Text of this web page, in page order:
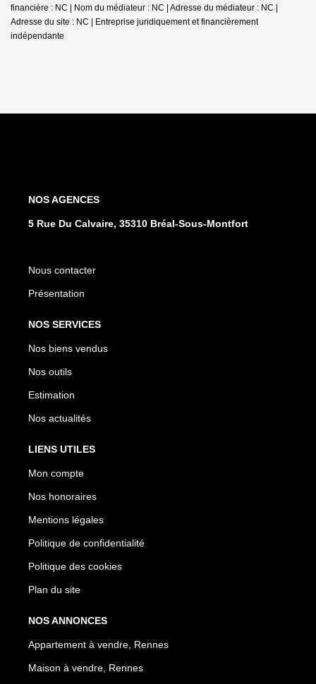
financière : NC | Nom du médiateur : NC | Adresse du médiateur : NC |
Adresse du site : NC | Entreprise juridiquement et financièrement
indépendante
NOS AGENCES
5 Rue Du Calvaire, 35310 Bréal-Sous-Montfort
Nous contacter
Présentation
NOS SERVICES
Nos biens vendus
Nos outils
Estimation
Nos actualités
LIENS UTILES
Mon compte
Nos honoraires
Mentions légales
Politique de confidentialité
Politique des cookies
Plan du site
NOS ANNONCES
Appartement à vendre, Rennes
Maison à vendre, Rennes